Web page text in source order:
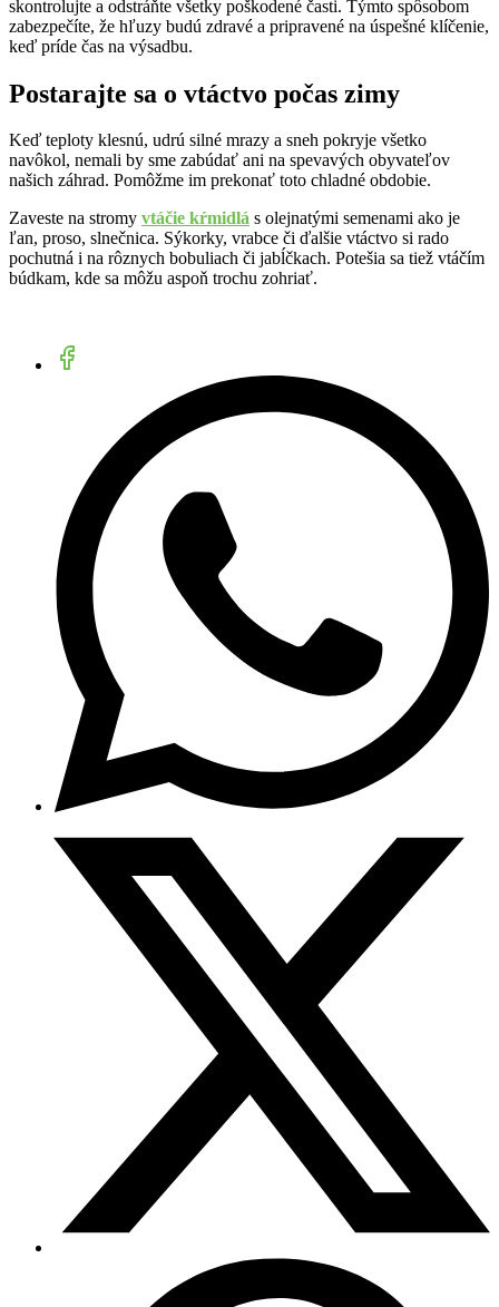
skontrolujte a odstráňte všetky poškodené časti. Týmto spôsobom
zabezpečíte, že hľuzy budú zdravé a pripravené na úspešné klíčenie,
keď príde čas na výsadbu.
Postarajte sa o vtáctvo počas zimy
Keď teploty klesnú, udrú silné mrazy a sneh pokryje všetko
navôkol, nemali by sme zabúdať ani na spevavých obyvateľov
našich záhrad. Pomôžme im prekonať toto chladné obdobie.
Zaveste na stromy vtáčie kŕmidlá s olejnatými semenami ako je
ľan, proso, slnečnica. Sýkorky, vrabce či ďalšie vtáctvo si rado
pochutná i na rôznych bobuliach či jabĺčkach. Potešia sa tiež vtáčím
búdkam, kde sa môžu aspoň trochu zohriať.